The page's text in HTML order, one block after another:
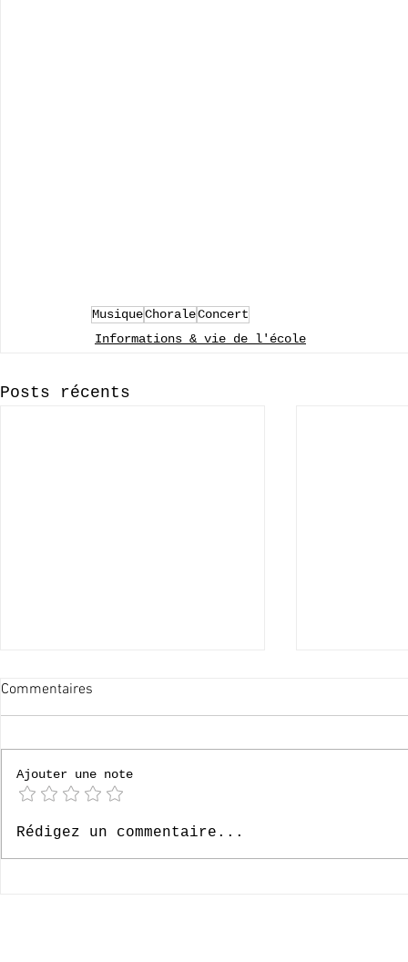
MusiqueChoraleConcert
Informations & vie de l'école
Posts récents
Bonnes vacances !
Commentaires
Ajouter une note
Rédigez un commentaire...